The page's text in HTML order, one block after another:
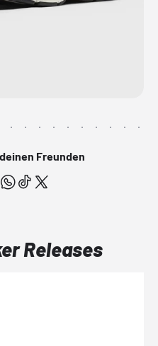
Freunden
Releases